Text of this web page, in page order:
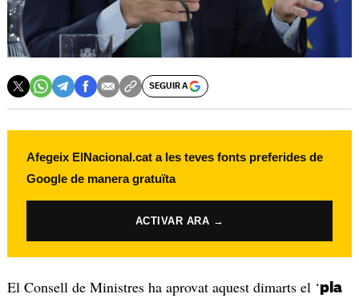
SEGUIR A
Afegeix ElNacional.cat a les teves fonts preferides de
Google de manera gratuïta
ACTIVAR ARA →
El Consell de Ministres ha aprovat aquest dimarts el ‘pla